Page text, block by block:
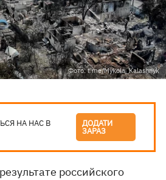
Фото: t.me/Mykola_Kalashnyk
НА НАС В ДОДАТИ
ЗАРАЗ
российского